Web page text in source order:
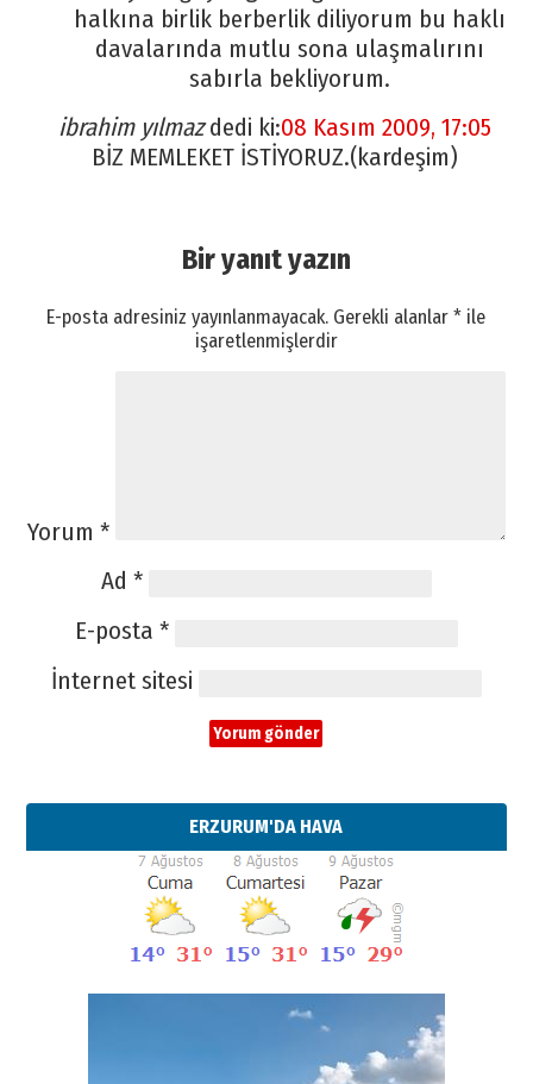
halkına birlik berberlik diliyorum bu haklı
davalarında mutlu sona ulaşmalırını
sabırla bekliyorum.
ibrahim yılmaz dedi ki:08 Kasım 2009, 17:05
BİZ MEMLEKET İSTİYORUZ.(kardeşim)
Bir yanıt yazın
E-posta adresiniz yayınlanmayacak. Gerekli alanlar* ile
işaretlenmişlerdir
Yorum *
Ad *
E-posta *
İnternet sitesi
ERZURUM'DA HAVA